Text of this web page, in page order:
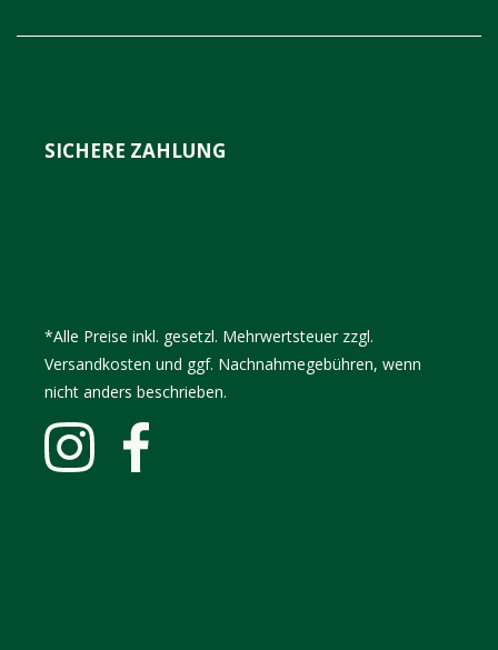
SICHERE ZAHLUNG
*Alle Preise inkl. gesetzl. Mehrwertsteuer zzgl.
Versandkosten und ggf. Nachnahmegebühren, wenn
nicht anders beschrieben.